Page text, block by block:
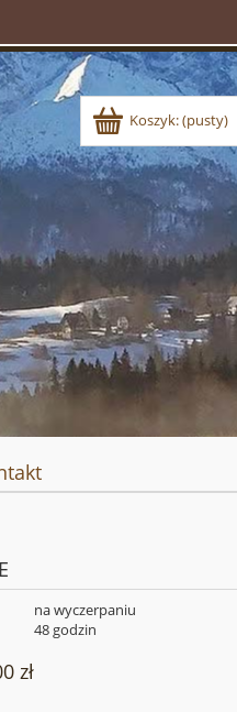
Koszyk:(pusty)
na wyczerpaniu
48 godzin
zł